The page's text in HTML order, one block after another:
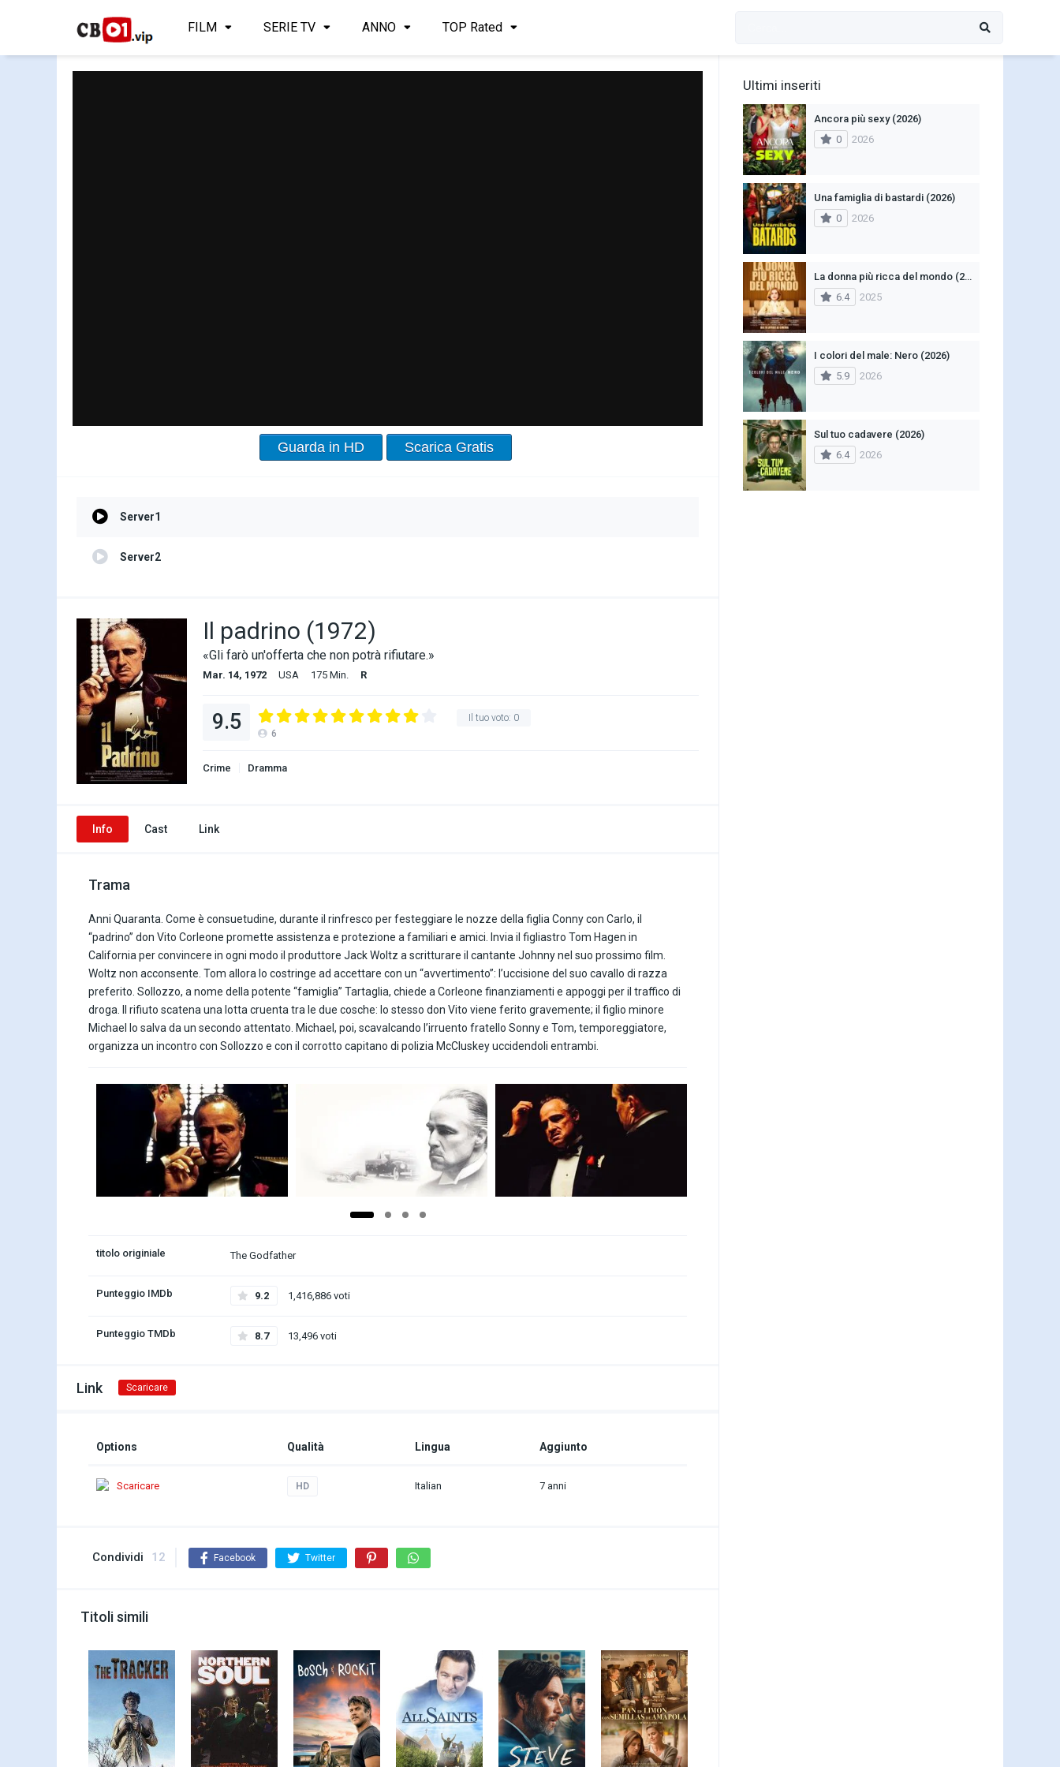
FILM SERIE TV ANNO TOP Rated
Guarda in HD Scarica Gratis
Server1
Server2
Il padrino (1972)
«Gli farò un'offerta che non potrà rifiutare.»
Mar. 14, 1972 USA 175 Min. R
Il tuo voto: 0
9.5 6
Crime Dramma
Info Cast Link
Trama
Anni Quaranta. Come è consuetudine, durante il rinfresco per festeggiare le nozze della figlia Conny con Carlo, il
“padrino” don Vito Corleone promette assistenza e protezione a familiari e amici. Invia il figliastro Tom Hagen in
California per convincere in ogni modo il produttore Jack Woltz a scritturare il cantante Johnny nel suo prossimo film.
Woltz non acconsente. Tom allora lo costringe ad accettare con un “avvertimento”: l’uccisione del suo cavallo di razza
preferito. Sollozzo, a nome della potente “famiglia” Tartaglia, chiede a Corleone finanziamenti e appoggi per il traffico di
droga. Il rifiuto scatena una lotta cruenta tra le due cosche: lo stesso don Vito viene ferito gravemente; il figlio minore
Michael lo salva da un secondo attentato. Michael, poi, scavalcando l’irruento fratello Sonny e Tom, temporeggiatore,
organizza un incontro con Sollozzo e con il corrotto capitano di polizia McCluskey uccidendoli entrambi.
titolo originiale The Godfather
Punteggio IMDb 9.2 1,416,886 voti
Punteggio TMDb 8.7 13,496 voti
Link Scaricare
Options Qualità Lingua Aggiunto
Scaricare HD Italian 7 anni
Condividi 12 Facebook Twitter
Titoli simili
Ultimi inseriti
Ancora più sexy (2026)
0
2026
Una famiglia di bastardi (2026)
0
2026
La donna più ricca del mondo (2025)
6.4
2025
I colori del male: Nero (2026)
5.9
2026
Sul tuo cadavere (2026)
6.4
2026